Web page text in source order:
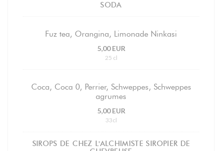
SODA
Fuz tea, Orangina, Limonade Ninkasi
5,00 EUR
25 cl
Coca, Coca 0, Perrier, Schweppes, Schweppes
agrumes
5,00 EUR
33cl
SIROPS DE CHEZ L'ALCHIMISTE SIROPIER DE